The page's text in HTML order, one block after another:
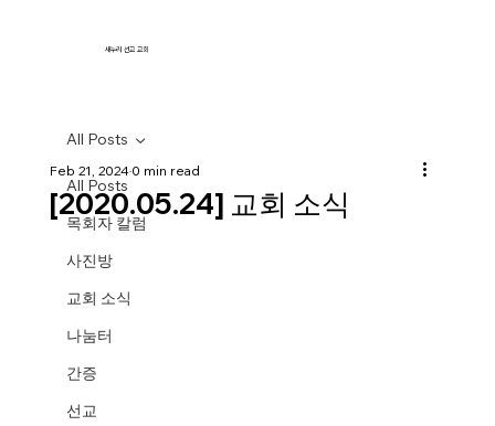
새누리 선교 교회
All Posts
목회자 칼럼
사진방
교회 소식
나눔터
간증
선교
All Posts
[2020.05.24] 교회 소식
Feb 21, 20240 min read